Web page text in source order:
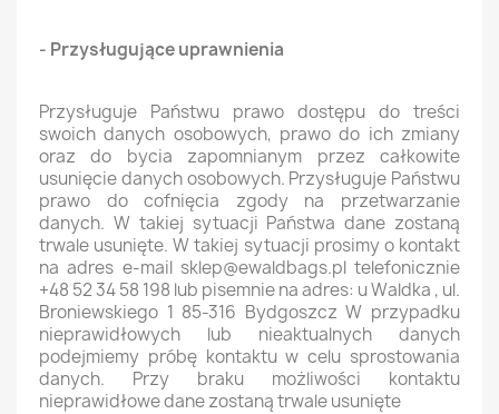
- Przysługujące uprawnienia
Przysługuje Państwu prawo dostępu do treści
swoich danych osobowych, prawo do ich zmiany
oraz do bycia zapomnianym przez całkowite
usunięcie danych osobowych. Przysługuje Państwu
prawo do cofnięcia zgody na przetwarzanie
danych. W takiej sytuacji Państwa dane zostaną
trwale usunięte. W takiej sytuacji prosimy o kontakt
na adres e-mail sklep@ewaldbags.pl telefonicznie
+48 52 34 58 198 lub pisemnie na adres: u Waldka , ul.
Broniewskiego 1 85-316 Bydgoszcz W przypadku
nieprawidłowych lub nieaktualnych danych
podejmiemy próbę kontaktu w celu sprostowania
danych. Przy braku możliwości kontaktu
nieprawidłowe dane zostaną trwale usunięte